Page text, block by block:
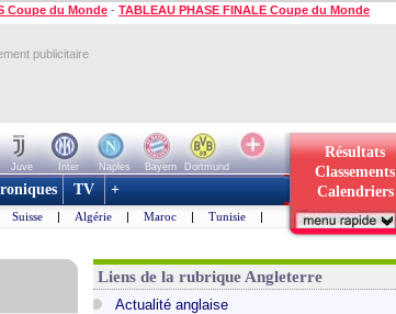
Coupe du Monde - TABLEAU PHASE FINALE Coupe du Monde
publicitaire
Juve Inter Naples Bayern
Dortmund
Résultats
Classements
Calendriers
TV +
Suisse | Algérie | Maroc | Tunisie |
Liens de la rubrique Angleterre
Actualité anglaise